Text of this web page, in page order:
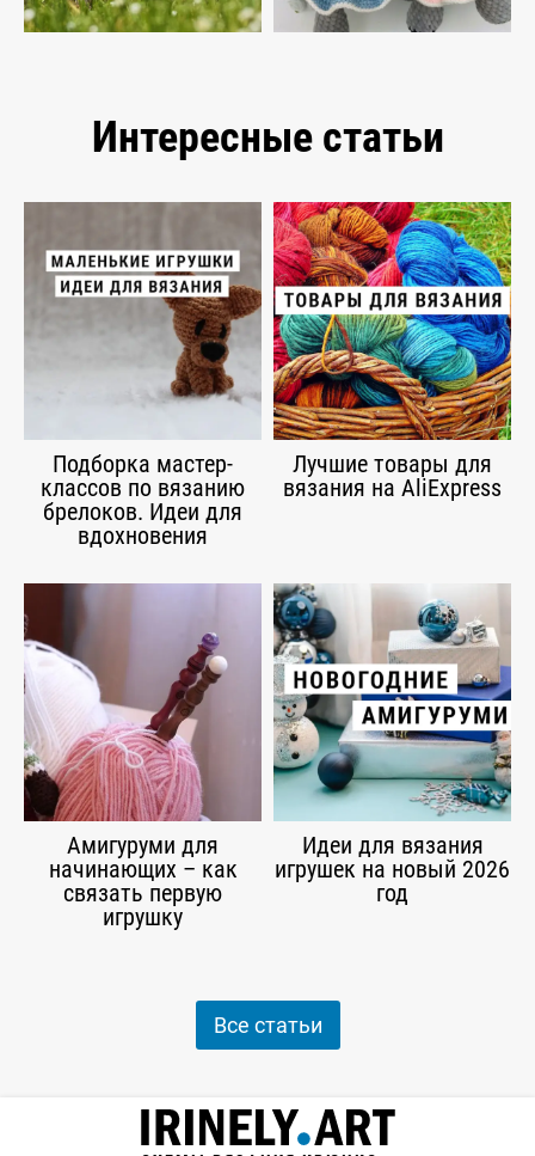
Интересные статьи
Подборка мастер-
классов по вязанию
брелоков. Идеи для
вдохновения
Лучшие товары для
вязания на AliExpress
Амигуруми для
начинающих – как
связать первую
игрушку
Идеи для вязания
игрушек на новый 2026
год
Все статьи